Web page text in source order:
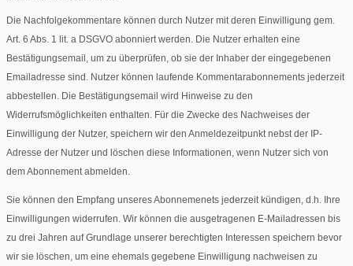
Die Nachfolgekommentare können durch Nutzer mit deren Einwilligung gem.
Art. 6 Abs. 1 lit. a DSGVO abonniert werden. Die Nutzer erhalten eine
Bestätigungsemail, um zu überprüfen, ob sie der Inhaber der eingegebenen
Emailadresse sind. Nutzer können laufende Kommentarabonnements jederzeit
abbestellen. Die Bestätigungsemail wird Hinweise zu den
Widerrufsmöglichkeiten enthalten. Für die Zwecke des Nachweises der
Einwilligung der Nutzer, speichern wir den Anmeldezeitpunkt nebst der IP-
Adresse der Nutzer und löschen diese Informationen, wenn Nutzer sich von
dem Abonnement abmelden.
Sie können den Empfang unseres Abonnemenets jederzeit kündigen, d.h. Ihre
Einwilligungen widerrufen. Wir können die ausgetragenen E-Mailadressen bis
zu drei Jahren auf Grundlage unserer berechtigten Interessen speichern bevor
wir sie löschen, um eine ehemals gegebene Einwilligung nachweisen zu